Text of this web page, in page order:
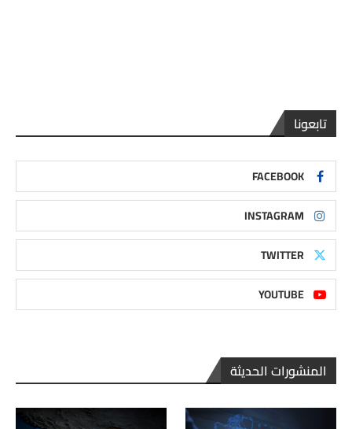
تابعونا
FACEBOOK
INSTAGRAM
TWITTER
YOUTUBE
المنشورات الحديثة